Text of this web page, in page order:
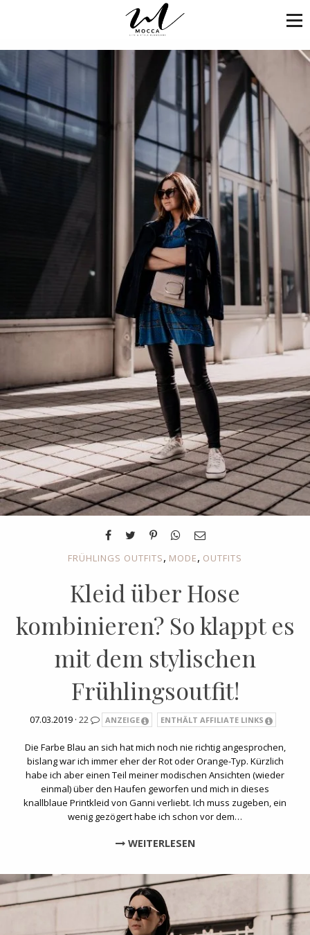
FRÜHLINGS OUTFITS, MODE, OUTFITS
Kleid über Hose
kombinieren? So klappt es
mit dem stylischen
Frühlingsoutfit!
07.03.2019 · 22 ANZEIGE ENTHÄLT AFFILIATE LINKS
Die Farbe Blau an sich hat mich noch nie richtig angesprochen,
bislang war ich immer eher der Rot oder Orange-Typ. Kürzlich
habe ich aber einen Teil meiner modischen Ansichten (wieder
einmal) über den Haufen geworfen und mich in dieses
knallblaue Printkleid von Ganni verliebt. Ich muss zugeben, ein
wenig gezögert habe ich schon vor dem…
WEITERLESEN